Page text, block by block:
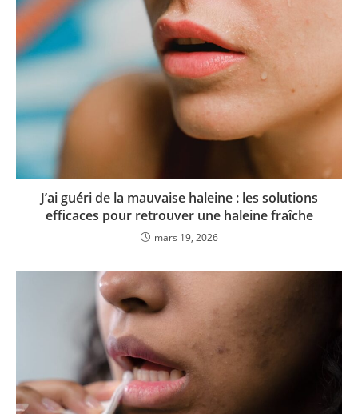
J’ai guéri de la mauvaise haleine : les solutions
efficaces pour retrouver une haleine fraîche
mars 19, 2026